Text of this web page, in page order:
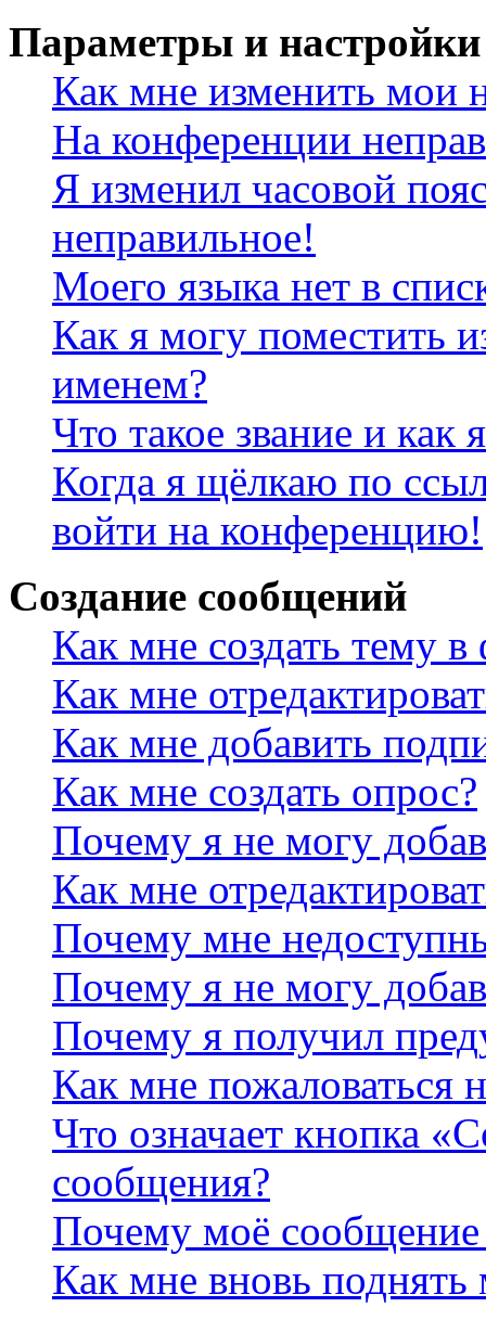
Параметры и настройки
Как мне изменить мои
На конференции
Я изменил часовой
неправильное!
Моего языка нет в
Как я могу поместить
именем?
Что такое звание и как
Когда я щёлкаю по
войти на конференцию!
Создание сообщений
Как мне создать тему
Как мне
Как мне добавить
Как мне создать опрос?
Почему я не могу
Как мне
Почему мне
Почему я не могу
Почему я получил
Как мне пожаловаться
Что означает кнопка
сообщения?
Почему моё сообщение
Как мне вновь